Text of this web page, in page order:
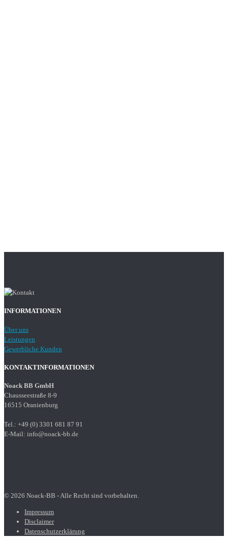
INFORMATIONEN
Über uns
Leistungen
Gewerbliche Kunden
KONTAKTINFORMATIONEN
Noack BB GmbH
Chausseestraße 8-9
16515 Oranienburg
Tel.: +49 (0) 3301 681 87 91
E-Mail: info@noack-bb.de
© 2026 Noack-BB - Alle Recht sind vorbehalten.
Impressum
Disclaimer
Datenschutzerklärung